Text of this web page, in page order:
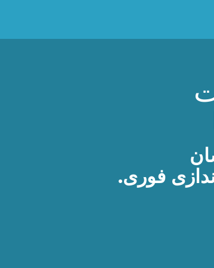
فوری.